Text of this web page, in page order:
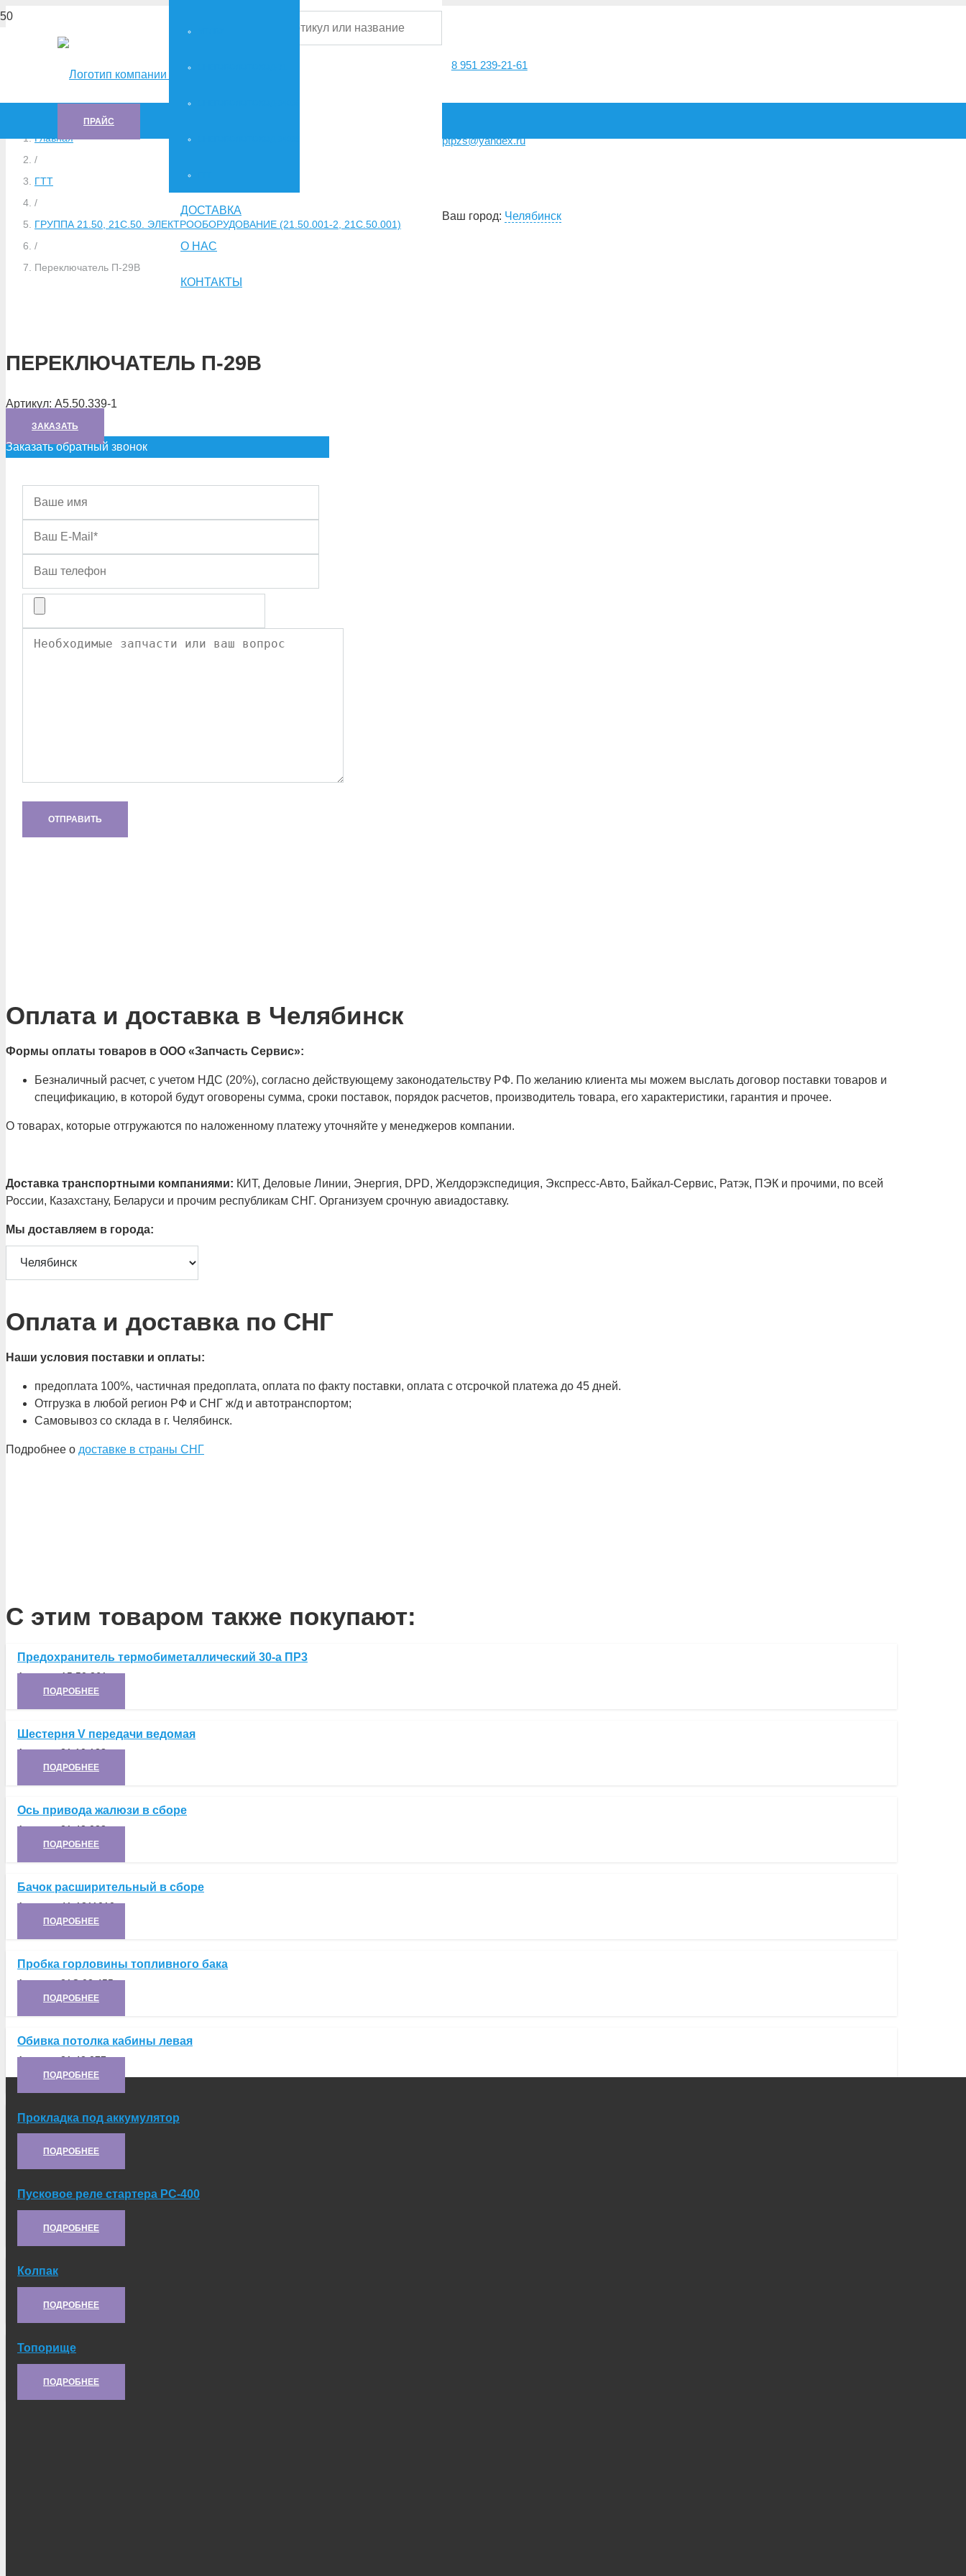
8 951 239-21-61
ptpzs@yandex.ru
Ваш город: Челябинск
ПРАЙС
ДОСТАВКА
О НАС
КОНТАКТЫ
Главная
/
ГTT
/
ГРУППА 21.50, 21С.50. ЭЛЕКТРООБОРУДОВАНИЕ (21.50.001-2, 21С.50.001)
/
Переключатель П-29В
ПЕРЕКЛЮЧАТЕЛЬ П-29В
Артикул: А5.50.339-1
ЗАКАЗАТЬ
Заказать обратный звонок
Оплата и доставка в Челябинск
Формы оплаты товаров в ООО «Запчасть Сервис»:
Безналичный расчет, с учетом НДС (20%), согласно действующему законодательству РФ. По желанию клиента мы можем выслать договор поставки товаров и
спецификацию, в которой будут оговорены сумма, сроки поставок, порядок расчетов, производитель товара, его характеристики, гарантия и прочее.
О товарах, которые отгружаются по наложенному платежу уточняйте у менеджеров компании.
Доставка транспортными компаниями: КИТ, Деловые Линии, Энергия, DPD, Желдорэкспедиция, Экспресс-Авто, Байкал-Сервис, Ратэк, ПЭК и прочими, по всей
России, Казахстану, Беларуси и прочим республикам СНГ. Организуем срочную авиадоставку.
Мы доставляем в города:
Оплата и доставка по СНГ
Наши условия поставки и оплаты:
предоплата 100%, частичная предоплата, оплата по факту поставки, оплата с отсрочкой платежа до 45 дней.
Отгрузка в любой регион РФ и СНГ ж/д и автотранспортом;
Самовывоз со склада в г. Челябинск.
Подробнее о доставке в страны СНГ
С этим товаром также покупают:
Предохранитель термобиметаллический 30-а ПР3
Артикул:А5.50.361
ПОДРОБНЕЕ
Шестерня V передачи ведомая
Артикул:21.10.128
ПОДРОБНЕЕ
Ось привода жалюзи в сборе
Артикул:21.43.038
ПОДРОБНЕЕ
Бачок расширительный в сборе
Артикул:41-1311010
ПОДРОБНЕЕ
Пробка горловины топливного бака
Артикул:21C.03.455
ПОДРОБНЕЕ
Обивка потолка кабины левая
Артикул:21.42.077
ПОДРОБНЕЕ
Прокладка под аккумулятор
Артикул:21.46.250
ПОДРОБНЕЕ
Пусковое реле стартера РС-400
Артикул:21.50.148
ПОДРОБНЕЕ
Колпак
Артикул:8.21.107
ПОДРОБНЕЕ
Топорище
Артикул:5.61.301
ПОДРОБНЕЕ